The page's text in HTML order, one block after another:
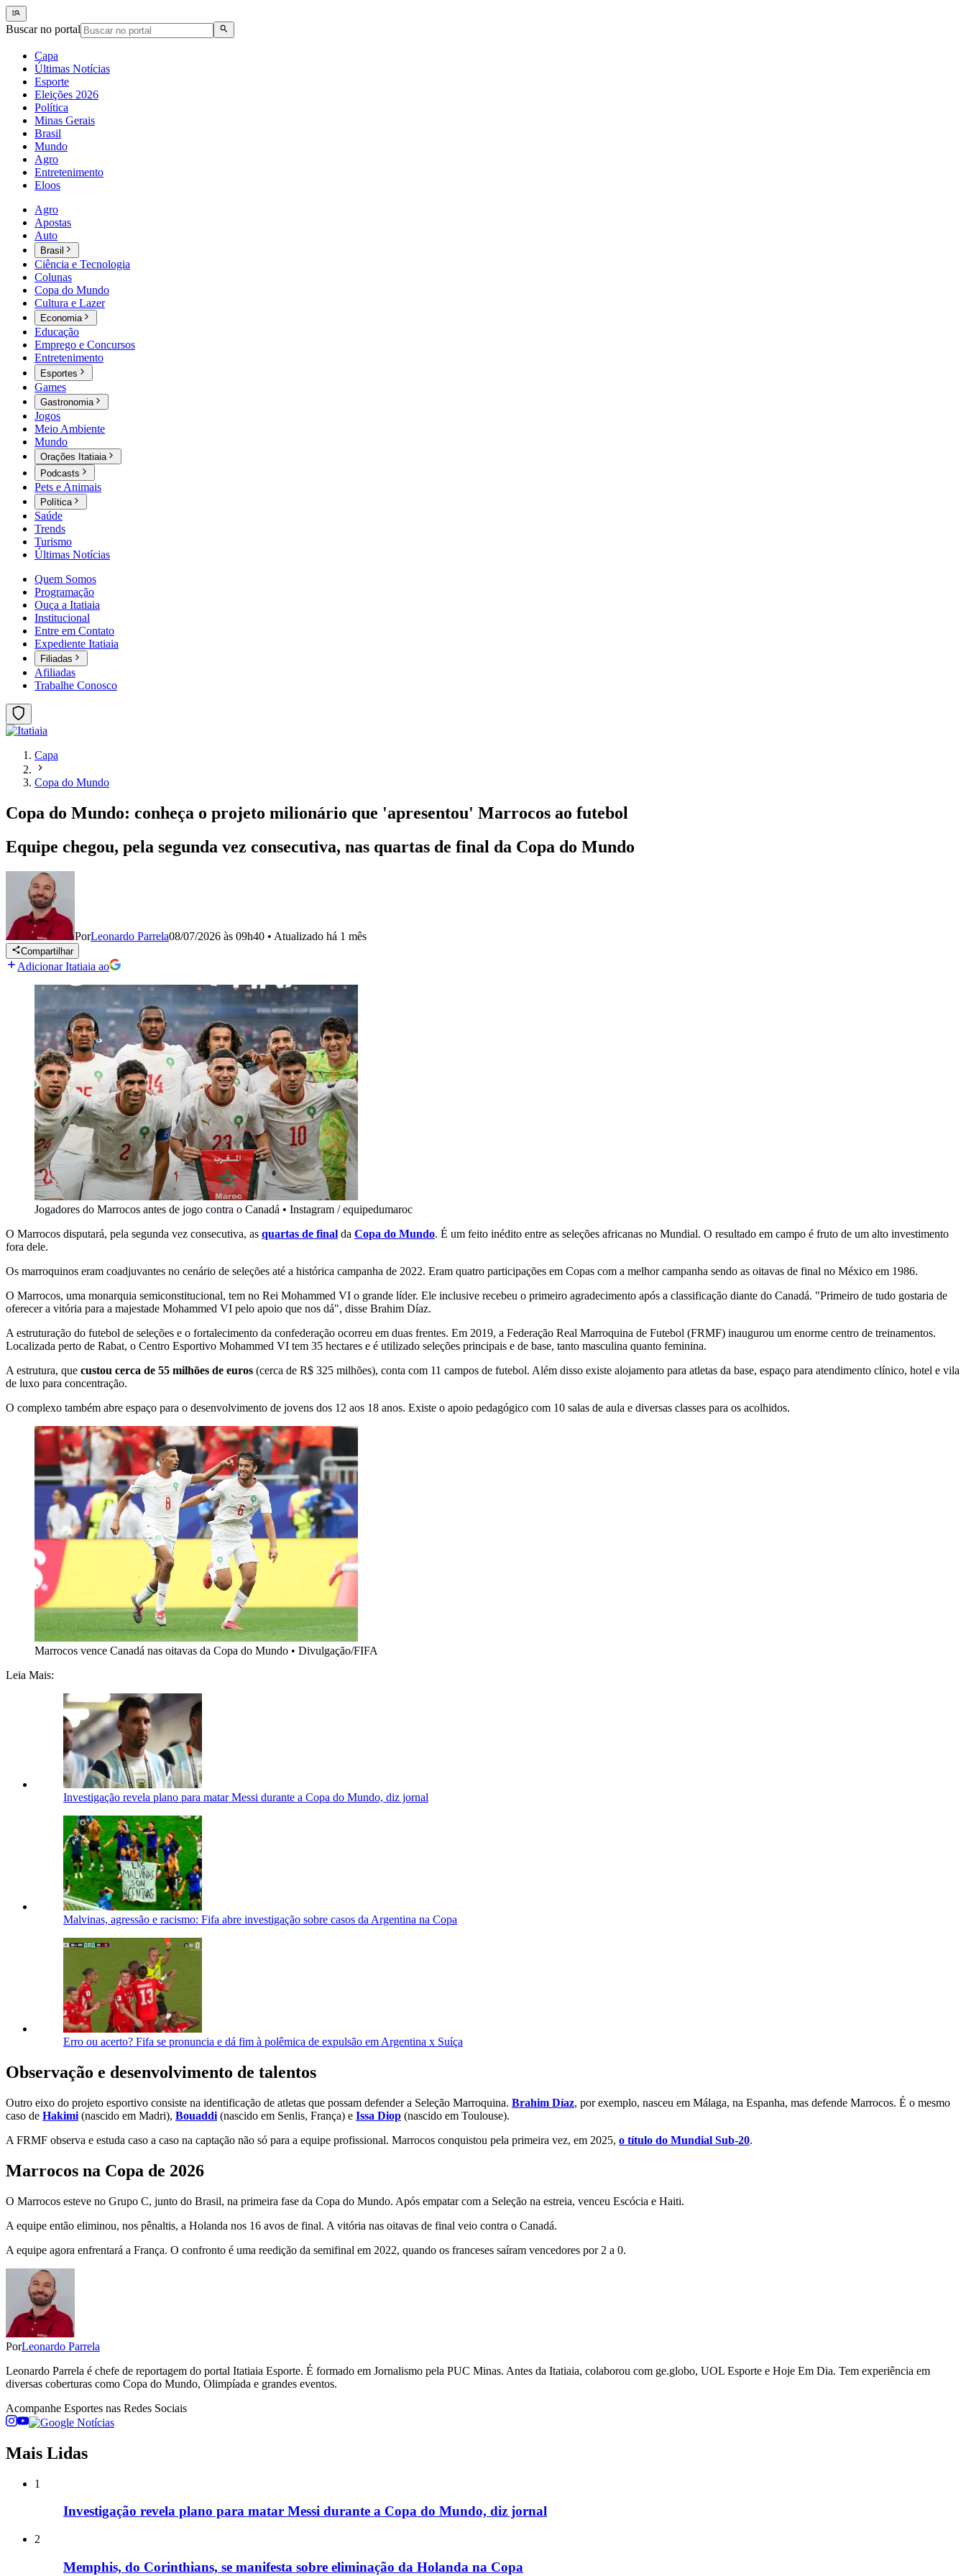
Buscar no portal
Capa
Últimas Notícias
Esporte
Eleições 2026
Política
Minas Gerais
Brasil
Mundo
Agro
Entretenimento
Eloos
Agro
Apostas
Auto
Brasil
Ciência e Tecnologia
Colunas
Copa do Mundo
Cultura e Lazer
Economia
Educação
Emprego e Concursos
Entretenimento
Esportes
Games
Gastronomia
Jogos
Meio Ambiente
Mundo
Orações Itatiaia
Podcasts
Pets e Animais
Política
Saúde
Trends
Turismo
Últimas Notícias
Quem Somos
Programação
Ouça a Itatiaia
Institucional
Entre em Contato
Expediente Itatiaia
Filiadas
Afiliadas
Trabalhe Conosco
Capa
Copa do Mundo
Copa do Mundo: conheça o projeto milionário que 'apresentou' Marrocos ao futebol
Equipe chegou, pela segunda vez consecutiva, nas quartas de final da Copa do Mundo
PorLeonardo Parrela08/07/2026 às 09h40 • Atualizado há 1 mês
Compartilhar
Adicionar Itatiaia ao
Jogadores do Marrocos antes de jogo contra o Canadá • Instagram / equipedumaroc
O Marrocos disputará, pela segunda vez consecutiva, as quartas de final da Copa do Mundo. É um feito inédito entre as seleções africanas no Mundial. O resultado em campo é fruto de um alto investimento
fora dele.
Os marroquinos eram coadjuvantes no cenário de seleções até a histórica campanha de 2022. Eram quatro participações em Copas com a melhor campanha sendo as oitavas de final no México em 1986.
O Marrocos, uma monarquia semiconstitucional, tem no Rei Mohammed VI o grande líder. Ele inclusive recebeu o primeiro agradecimento após a classificação diante do Canadá. "Primeiro de tudo gostaria de
oferecer a vitória para a majestade Mohammed VI pelo apoio que nos dá", disse Brahim Díaz.
A estruturação do futebol de seleções e o fortalecimento da confederação ocorreu em duas frentes. Em 2019, a Federação Real Marroquina de Futebol (FRMF) inaugurou um enorme centro de treinamentos.
Localizada perto de Rabat, o Centro Esportivo Mohammed VI tem 35 hectares e é utilizado seleções principais e de base, tanto masculina quanto feminina.
A estrutura, que custou cerca de 55 milhões de euros (cerca de R$ 325 milhões), conta com 11 campos de futebol. Além disso existe alojamento para atletas da base, espaço para atendimento clínico, hotel e vila
de luxo para concentração.
O complexo também abre espaço para o desenvolvimento de jovens dos 12 aos 18 anos. Existe o apoio pedagógico com 10 salas de aula e diversas classes para os acolhidos.
Marrocos vence Canadá nas oitavas da Copa do Mundo • Divulgação/FIFA
Leia Mais:
Investigação revela plano para matar Messi durante a Copa do Mundo, diz jornal
Malvinas, agressão e racismo: Fifa abre investigação sobre casos da Argentina na Copa
Erro ou acerto? Fifa se pronuncia e dá fim à polêmica de expulsão em Argentina x Suíça
Observação e desenvolvimento de talentos
Outro eixo do projeto esportivo consiste na identificação de atletas que possam defender a Seleção Marroquina. Brahim Díaz, por exemplo, nasceu em Málaga, na Espanha, mas defende Marrocos. É o mesmo
caso de Hakimi (nascido em Madri), Bouaddi (nascido em Senlis, França) e Issa Diop (nascido em Toulouse).
A FRMF observa e estuda caso a caso na captação não só para a equipe profissional. Marrocos conquistou pela primeira vez, em 2025, o título do Mundial Sub-20.
Marrocos na Copa de 2026
O Marrocos esteve no Grupo C, junto do Brasil, na primeira fase da Copa do Mundo. Após empatar com a Seleção na estreia, venceu Escócia e Haiti.
A equipe então eliminou, nos pênaltis, a Holanda nos 16 avos de final. A vitória nas oitavas de final veio contra o Canadá.
A equipe agora enfrentará a França. O confronto é uma reedição da semifinal em 2022, quando os franceses saíram vencedores por 2 a 0.
PorLeonardo Parrela
Leonardo Parrela é chefe de reportagem do portal Itatiaia Esporte. É formado em Jornalismo pela PUC Minas. Antes da Itatiaia, colaborou com ge.globo, UOL Esporte e Hoje Em Dia. Tem experiência em
diversas coberturas como Copa do Mundo, Olimpíada e grandes eventos.
Acompanhe Esportes nas Redes Sociais
Mais Lidas
1
Investigação revela plano para matar Messi durante a Copa do Mundo, diz jornal
2
Memphis, do Corinthians, se manifesta sobre eliminação da Holanda na Copa